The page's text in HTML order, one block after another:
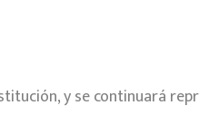
y se continuará